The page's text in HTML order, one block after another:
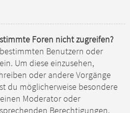
Foren nicht zugreifen?
Benutzern oder
Um diese einzusehen,
oder andere Vorgänge
du möglicherweise besondere
Moderator oder
Berechtigungen.